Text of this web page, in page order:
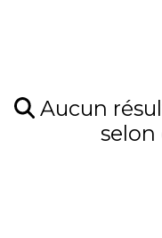
Aucun
selon